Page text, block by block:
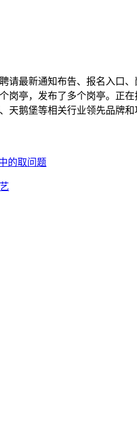
请最新通知布告、报名入口
岗亭，发布了多个岗亭。正
天鹅堡等相关行业领先品牌和
的取问题